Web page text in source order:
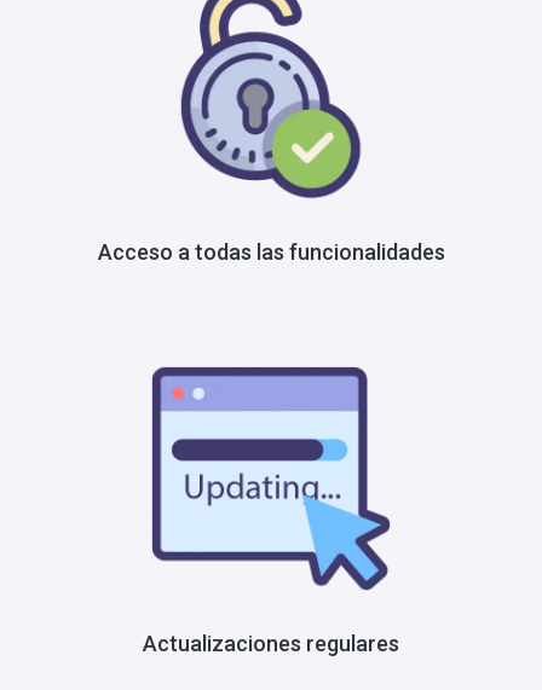
Acceso a todas las funcionalidades
Actualizaciones regulares